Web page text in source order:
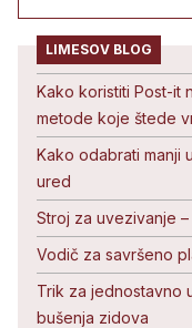
LIMESOV BLOG
Kako koristiti Post-it
metode koje štede
Kako odabrati manji
ured
Stroj za uvezivanje
Vodič za savršeno
Trik za jednostavno
bušenja zidova